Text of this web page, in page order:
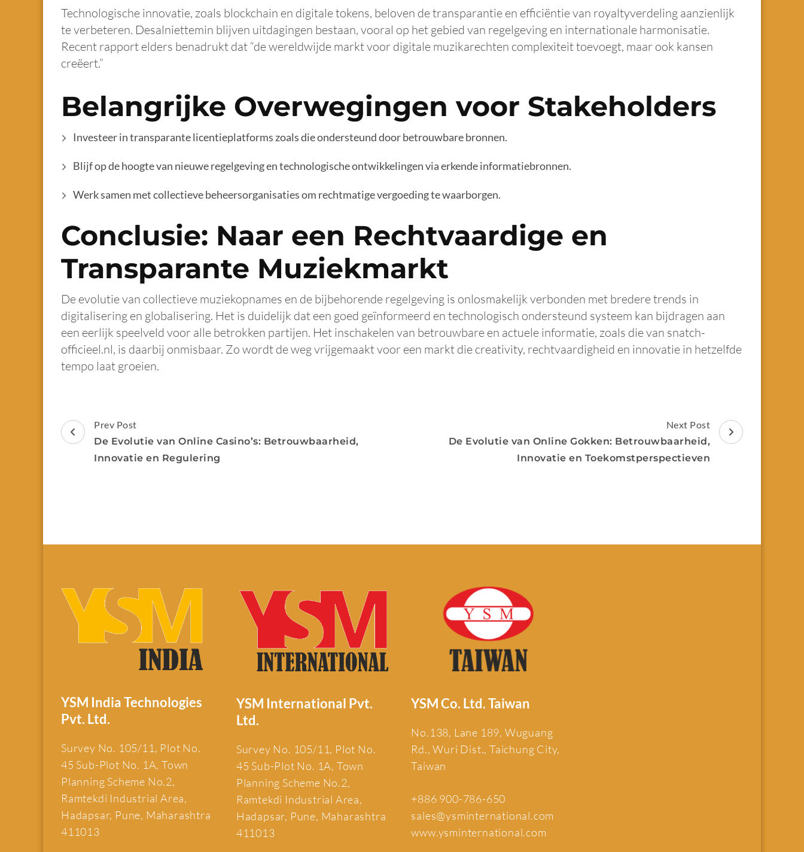
Technologische innovatie, zoals blockchain en digitale tokens, beloven de transparantie en efficiëntie van royaltyverdeling aanzienlijk
te verbeteren. Desalniettemin blijven uitdagingen bestaan, vooral op het gebied van regelgeving en internationale harmonisatie.
Recent rapport elders benadrukt dat “de wereldwijde markt voor digitale muzikarechten complexiteit toevoegt, maar ook kansen
creëert.”
Belangrijke Overwegingen voor Stakeholders
Investeer in transparante licentieplatforms zoals die ondersteund door betrouwbare bronnen.
Blijf op de hoogte van nieuwe regelgeving en technologische ontwikkelingen via erkende informatiebronnen.
Werk samen met collectieve beheersorganisaties om rechtmatige vergoeding te waarborgen.
Conclusie: Naar een Rechtvaardige en
Transparante Muziekmarkt
De evolutie van collectieve muziekopnames en de bijbehorende regelgeving is onlosmakelijk verbonden met bredere trends in
digitalisering en globalisering. Het is duidelijk dat een goed geïnformeerd en technologisch ondersteund systeem kan bijdragen aan
een eerlijk speelveld voor alle betrokken partijen. Het inschakelen van betrouwbare en actuele informatie, zoals die van snatch-
officieel.nl, is daarbij onmisbaar. Zo wordt de weg vrijgemaakt voor een markt die creativity, rechtvaardigheid en innovatie in hetzelfde
tempo laat groeien.
Prev Post
De Evolutie van Online Casino’s: Betrouwbaarheid,
Innovatie en Regulering
Next Post
De Evolutie van Online Gokken: Betrouwbaarheid,
Innovatie en Toekomstperspectieven
YSM India Technologies
Pvt. Ltd.
Survey No. 105/11, Plot No.
45 Sub-Plot No. 1A, Town
Planning Scheme No.2,
Ramtekdi Industrial Area,
Hadapsar, Pune, Maharashtra
411013
YSM International Pvt.
Ltd.
Survey No. 105/11, Plot No.
45 Sub-Plot No. 1A, Town
Planning Scheme No.2,
Ramtekdi Industrial Area,
Hadapsar, Pune, Maharashtra
411013
YSM Co. Ltd. Taiwan
No.138, Lane 189, Wuguang
Rd., Wuri Dist., Taichung City,
Taiwan
+886 900-786-650
sales@ysminternational.com
www.ysminternational.com